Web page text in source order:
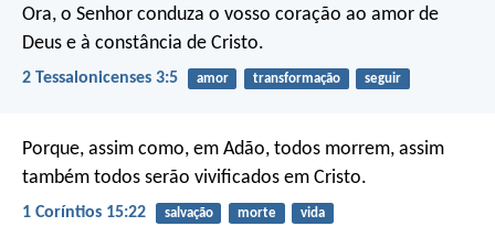
Ora, o Senhor conduza o vosso coração ao amor de
Deus e à constância de Cristo.
2 Tessalonicenses 3:5 amor transformação seguir
Porque, assim como, em Adão, todos morrem, assim
também todos serão vivificados em Cristo.
1 Coríntios 15:22 salvação morte vida